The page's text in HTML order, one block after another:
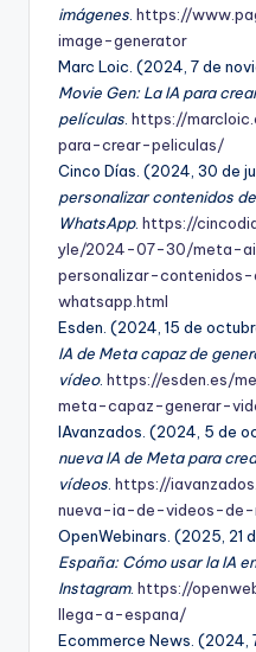
imágenes. https://
image-generator
Marc Loic. (2024, 7 de
Movie Gen: La IA para
películas. https://
para-crear-peliculas/
Cinco Días. (2024, 30 de
personalizar contenidos
WhatsApp. https://
yle/2024-07-30/meta-
personalizar-
whatsapp.html
Esden. (2024, 15 de
IA de Meta capaz de
vídeo. https://esden.es/
meta-capaz-generar-
IAvanzados. (2024, 5 de
nueva IA de Meta para
vídeos. https://
nueva-ia-de-videos-
OpenWebinars. (2025, 21
España: Cómo usar la IA
Instagram. https://
llega-a-espana/
Ecommerce News. (2024,